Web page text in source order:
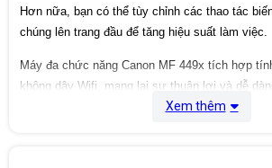
Hơn nữa, bạn có thể tùy chỉnh các thao tác
chúng lên trang đầu để tăng hiệu suất làm việc.
Máy đa chức năng Canon MF 449x tích hợp
không dây Wifi, mang lại sự thuận lợi và dễ
nối và ấn. Nhờ tính năng này, văn phòng của
Xem thêm